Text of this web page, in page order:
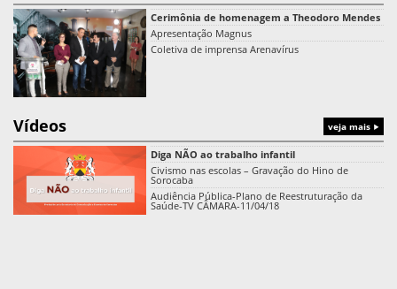
Cerimônia de homenagem a Theodoro Mendes
Apresentação Magnus
Coletiva de imprensa Arenavírus
Vídeos veja mais
Diga NÃO ao trabalho infantil
Civismo nas escolas – Gravação do Hino de
Sorocaba
Audiência Pública-Plano de Reestruturação da
Saúde-TV CÂMARA-11/04/18